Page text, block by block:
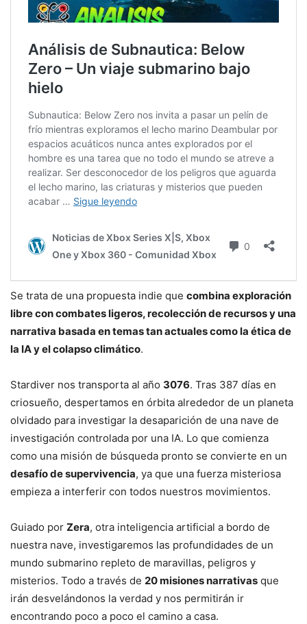
Se trata de una propuesta indie que combina exploración
libre con combates ligeros, recolección de recursos y una
narrativa basada en temas tan actuales como la ética de
la IA y el colapso climático.
Stardiver nos transporta al año 3076. Tras 387 días en
criosueño, despertamos en órbita alrededor de un planeta
olvidado para investigar la desaparición de una nave de
investigación controlada por una IA. Lo que comienza
como una misión de búsqueda pronto se convierte en un
desafío de supervivencia, ya que una fuerza misteriosa
empieza a interferir con todos nuestros movimientos.
Guiado por Zera, otra inteligencia artificial a bordo de
nuestra nave, investigaremos las profundidades de un
mundo submarino repleto de maravillas, peligros y
misterios. Todo a través de 20 misiones narrativas que
irán desvelándonos la verdad y nos permitirán ir
encontrando poco a poco el camino a casa.